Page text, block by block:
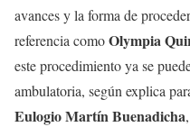
avances y la forma de
referencia comoOlympia
este procedimiento ya se
ambulatoria, según explica
Eulogio Martín Buenadicha